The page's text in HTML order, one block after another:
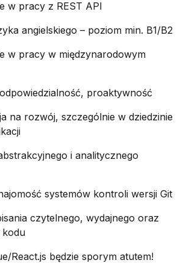
w pracy z REST API
angielskiego – poziom min. B1/B2
w pracy w międzynarodowym
proaktywność
na rozwój, szczególnie w dziedzinie
i analitycznego
systemów kontroli wersji Git
czytelnego, wydajnego oraz
kodu
React.js będzie sporym atutem!